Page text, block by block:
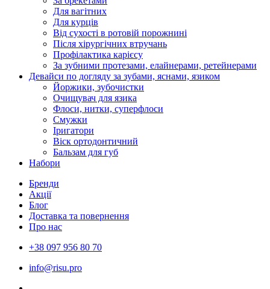
Для вагітних
Для курців
Від сухості в ротовій порожнині
Після хірургічних втручань
Профілактика карієсу
За зубними протезами, елайнерами, ретейнерами
Девайси по догляду за зубами, яснами, язиком
Йоржики, зубочистки
Очищувач для язика
Флоси, нитки, суперфлоси
Смужки
Іригатори
Віск ортодонтичний
Бальзам для губ
Набори
Бренди
Акції
Блог
Доставка та повернення
Про нас
+38 097 956 80 70
info@risu.pro